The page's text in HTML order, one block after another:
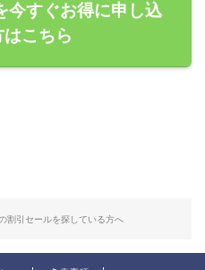
すぐお得に申し込
こちら
割引セールを探している方へ